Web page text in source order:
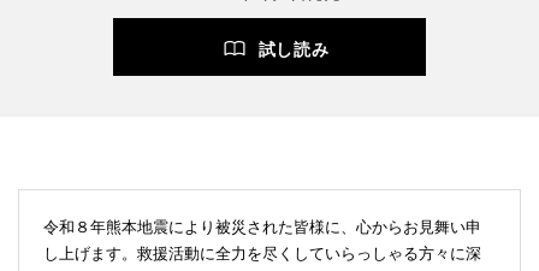
試し読み
令和８年熊本地震により被災された皆様に、心からお見舞い申
し上げます。救援活動に全力を尽くしていらっしゃる方々に深